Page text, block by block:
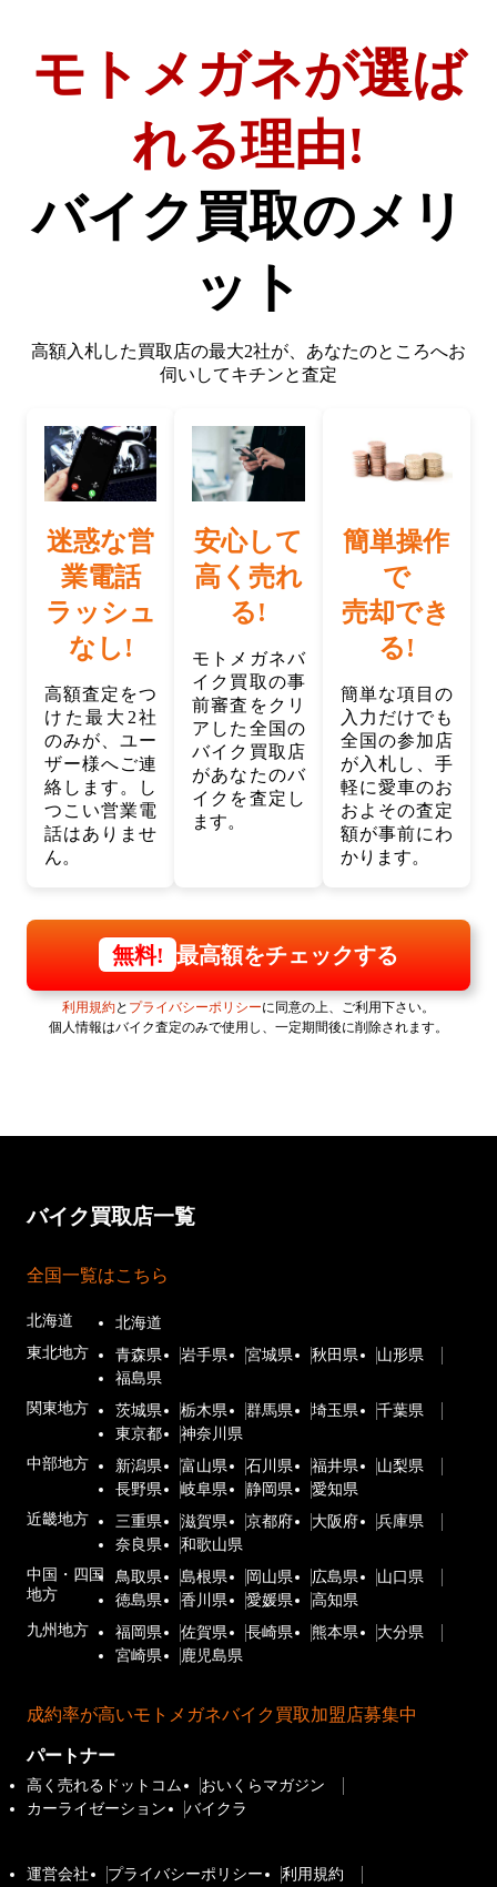
モトメガネが選ば
れる理由!
バイク買取のメリ
ット
高額入札した買取店の最大2社が、 あなたのところへお
伺いしてキチンと査定
迷惑な営
業電話
ラッシュ
なし!
高額査定をつ
けた最大2社
のみが、ユー
ザー様へご連
絡します。し
つこい営業電
話はありませ
ん。
安心して
高く売れ
る!
モトメガネバ
イク買取の事
前審査をクリ
アした全国の
バイク買取店
があなたのバ
イクを査定し
ます。
簡単操作
で
売却でき
る!
簡単な項目の
入力だけでも
全国の参加店
が入札し、手
軽に愛車のお
およその査定
額が事前にわ
かります。
無料! 最高額をチェックする
利用規約と プライバシーポリシーに同意の上、ご利用下さい。
個人情報はバイク査定のみで使用し、一定期間後に削除されます。
バイク買取店一覧
全国一覧はこちら
北海道
北海道
東北地方
青森県 岩手県 宮城県 秋田県
山形県
福島県
関東地方
茨城県 栃木県 群馬県 埼玉県
千葉県
東京都
神奈川県
中部地方
新潟県 富山県 石川県 福井県
山梨県
長野県
岐阜県 静岡県
愛知県
近畿地方
三重県 滋賀県 京都府 大阪府
兵庫県
奈良県
和歌山県
中国・四国
地方
鳥取県 島根県 岡山県 広島県
山口県
徳島県
香川県 愛媛県
高知県
九州地方
福岡県 佐賀県 長崎県 熊本県
大分県
宮崎県
鹿児島県
成約率が高いモトメガネバイク買取加盟店募集中
パートナー
高く売れるドットコム
おいくらマガジン
カーライゼーション
バイクラ
運営会社 プライバシーポリシー 利用規約